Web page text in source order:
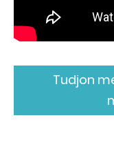
Tudjon